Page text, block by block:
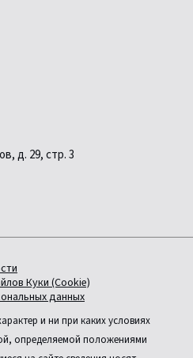
д. 29, стр. 3
Куки (Cookie)
данных
и ни при каких условиях
определяемой положениями